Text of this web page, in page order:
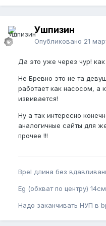
Ушпизин
Опубликовано 21
Да это уже через чур!
Не Бревно это не та
работает как насосом, а
извивается!
Ну а так интересно
аналогичные сайты для
прочее !!!
Bpel длина без
Eg (обхват по центру) 14см
Надо заканчивать НУП в